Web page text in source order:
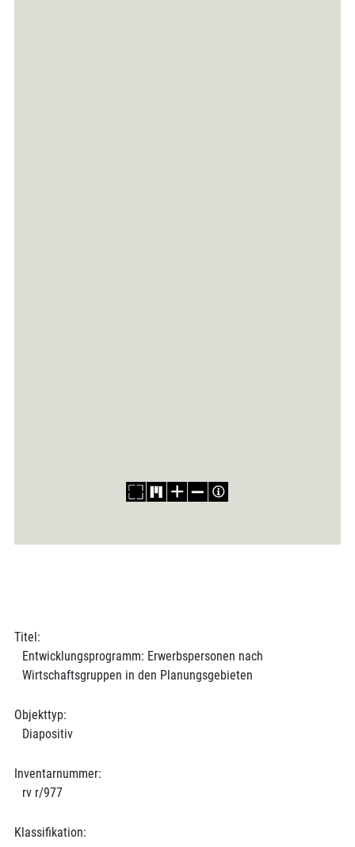
Titel:
Entwicklungsprogramm: Erwerbspersonen nach
Wirtschaftsgruppen in den Planungsgebieten
Objekttyp:
Diapositiv
Inventarnummer:
rv r/977
Klassifikation: